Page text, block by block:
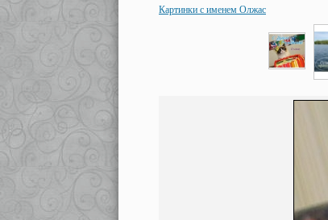
Картинки с именем Олжас